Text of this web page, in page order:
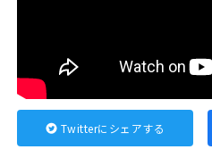
Twitterにシェアする